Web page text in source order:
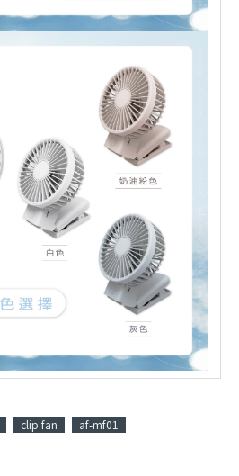
clip fan af-mf01